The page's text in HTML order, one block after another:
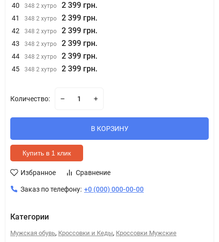
40 348 2 хутро 2 399 грн.
41 348 2 хутро 2 399 грн.
42 348 2 хутро 2 399 грн.
43 348 2 хутро 2 399 грн.
44 348 2 хутро 2 399 грн.
45 348 2 хутро 2 399 грн.
Количество:
В КОРЗИНУ
Купить в 1 клик
Избранное Сравнение
Заказ по телефону: +0 (000) 000-00-00
Категории
Мужская обувь, Кроссовки и Кеды, Кроссовки Мужские